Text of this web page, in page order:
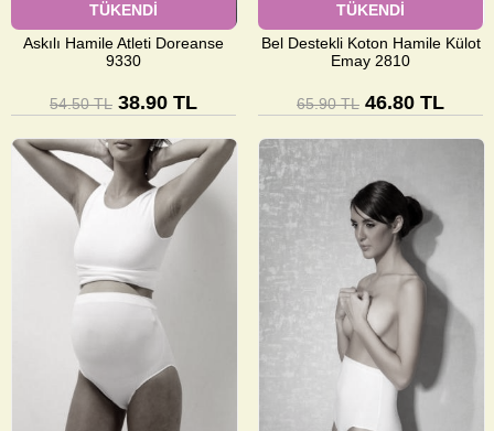
Askılı Hamile Atleti Doreanse
9330
TÜKENDİ
54.50 TL 38.90 TL
Bel Destekli Koton Hamile Külot
Emay 2810
TÜKENDİ
65.90 TL 46.80 TL